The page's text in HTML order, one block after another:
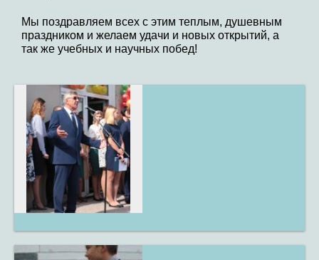
Мы поздравляем всех с этим теплым, душевным
праздником и желаем удачи и новых открытий, а
так же учебных и научных побед!